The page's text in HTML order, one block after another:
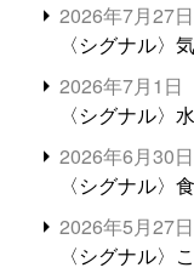
2026年7月27日
〈シグナル〉
2026年7月1日
〈シグナル〉
2026年6月30日
〈シグナル〉
2026年5月27日
〈シグナル〉